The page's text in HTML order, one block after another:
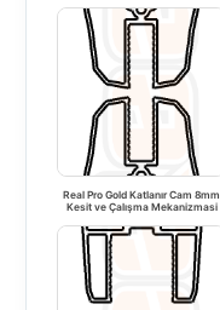
Real Pro Gold Katlanır Cam 8mm
Kesit ve Çalışma Mekanizmasi